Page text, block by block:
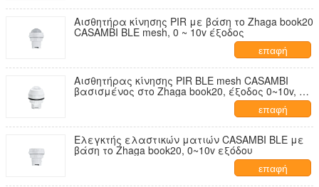
Αισθητήρα κίνησης PIR με βάση το Zhaga book20
CASAMBI BLE mesh, 0 ~ 10v έξοδος
επαφή
Αισθητήρας κίνησης PIR BLE mesh CASAMBI
βασισμένος στο Zhaga book20, έξοδος 0~10v, με
βελτιωμένη ανίχνευση highbay έως μέγιστο
επαφή
Ελεγκτής ελαστικών ματιών CASAMBI BLE με
βάση το Zhaga book20, 0~10v εξόδου
επαφή